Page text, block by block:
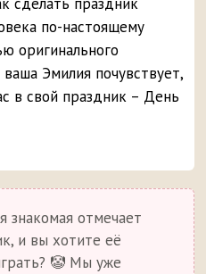
по-настоящему
оригинального
Эмилия почувствует,
в свой праздник – День
знакомая отмечает
и вы хотите её
🤡 Мы уже